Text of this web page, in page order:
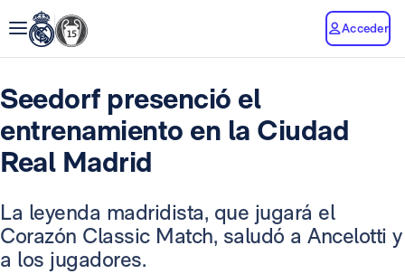
Acceder
Seedorf presenció el
entrenamiento en la Ciudad
Real Madrid
La leyenda madridista, que jugará el
Corazón Classic Match, saludó a Ancelotti y
a los jugadores.